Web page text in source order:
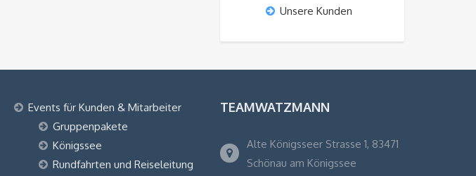
Unsere Kunden
Events für Kunden & Mitarbeiter
Gruppenpakete
Königssee
Rundfahrten und Reiseleitung
TEAMWATZMANN
Alte Königsseer Strasse 1, 83471
Schönau am Königssee